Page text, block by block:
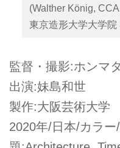
(Walther König,
東京造形大学大学院
監督・撮影:ホンマ
出演:妹島和世
製作:大阪芸術大学
2020年/日本/カラ